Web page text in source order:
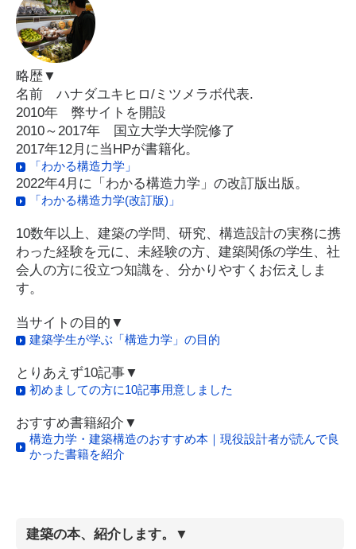
略歴▼
名前 ハナダユキヒロ/ミツメラボ代表.
2010年 弊サイトを開設
2010～2017年 国立大学大学院修了
2017年12月に当HPが書籍化。
「わかる構造力学」
2022年4月に「わかる構造力学」の改訂版出版。
「わかる構造力学(改訂版)」
10数年以上、建築の学問、研究、構造設計の実務に携
わった経験を元に、未経験の方、建築関係の学生、社
会人の方に役立つ知識を、分かりやすくお伝えしま
す。
当サイトの目的▼
建築学生が学ぶ「構造力学」の目的
とりあえず10記事▼
初めましての方に10記事用意しました
おすすめ書籍紹介▼
構造力学・建築構造のおすすめ本｜現役設計者が読んで良
かった書籍を紹介
建築の本、紹介します。▼